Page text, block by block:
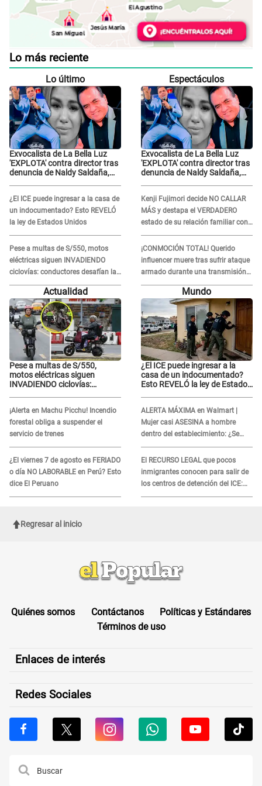
Lo más reciente
Lo último
Exvocalista de La Bella Luz
'EXPLOTA' contra director tras
denuncia de Naldy Saldaña,
dos cabezas más"
¿El ICE puede ingresar a la casa de
un indocumentado? Esto REVELÓ
la ley de Estados Unidos
Pese a multas de S/550, motos
eléctricas siguen INVADIENDO
ciclovías: conductores desafían las
nuevas reglas
Espectáculos
Exvocalista de La Bella Luz
'EXPLOTA' contra director tras
denuncia de Naldy Saldaña,
dos cabezas más"
Kenji Fujimori decide NO CALLAR
MÁS y destapa el VERDADERO
estado de su relación familiar con
Keiko Fujimori: "Mi familia es Érika,
mi suegra..."
¡CONMOCIÓN TOTAL! Querido
influencer muere tras sufrir ataque
armado durante una transmisión
en vivo
Actualidad
Pese a multas de S/550,
motos eléctricas siguen
INVADIENDO ciclovías:
¡Alerta en Machu Picchu! Incendio
forestal obliga a suspender el
servicio de trenes
¿El viernes 7 de agosto es FERIADO
o día NO LABORABLE en Perú? Esto
dice El Peruano
Mundo
¿El ICE puede ingresar a la
casa de un indocumentado?
Esto REVELÓ la ley de Estados
ALERTA MÁXIMA en Walmart |
Mujer casi ASESINA a hombre
dentro del establecimiento: ¿Se
logró atrapar al sospechoso?
El RECURSO LEGAL que pocos
inmigrantes conocen para salir de
los centros de detención del ICE:
Trump quiere ELIMINARLO
Regresar al inicio
Quiénes somos Contáctanos
Políticas y Estándares
Términos de uso
Enlaces de interés
Redes Sociales